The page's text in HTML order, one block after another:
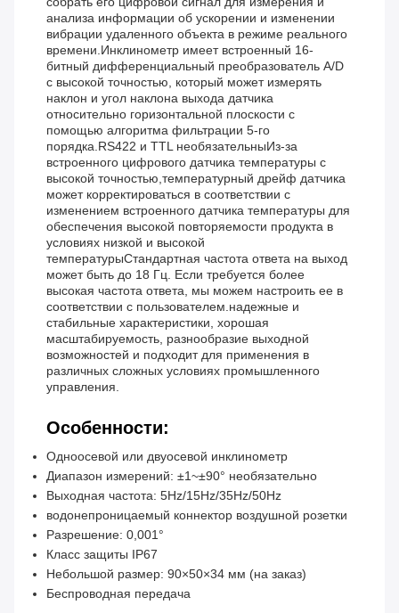
анализа информации об ускорении и изменении
вибрации удаленного объекта в режиме реального
времени.Инклинометр имеет встроенный 16-
битный дифференциальный преобразователь A/D
с высокой точностью, который может измерять
наклон и угол наклона выхода датчика
относительно горизонтальной плоскости с
помощью алгоритма фильтрации 5-го
порядка.RS422 и TTL необязательныИз-за
встроенного цифрового датчика температуры с
высокой точностью,температурный дрейф датчика
может корректироваться в соответствии с
изменением встроенного датчика температуры для
обеспечения высокой повторяемости продукта в
условиях низкой и высокой
температурыСтандартная частота ответа на выход
может быть до 18 Гц. Если требуется более
высокая частота ответа, мы можем настроить ее в
соответствии с пользователем.надежные и
стабильные характеристики, хорошая
масштабируемость, разнообразие выходной
возможностей и подходит для применения в
различных сложных условиях промышленного
управления.
Особенности:
Одноосевой или двуосевой инклинометр
Диапазон измерений: ±1~±90° необязательно
Выходная частота: 5Hz/15Hz/35Hz/50Hz
водонепроницаемый коннектор воздушной розетки
Разрешение: 0,001°
Класс защиты IP67
Небольшой размер: 90×50×34 мм (на заказ)
Беспроводная передача